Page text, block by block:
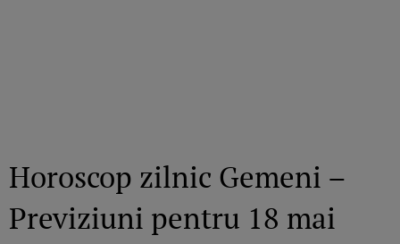
Horoscop zilnic Gemeni –
Previziuni pentru 18 mai